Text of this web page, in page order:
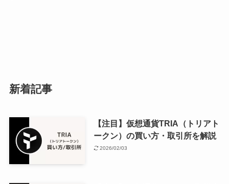
新着記事
【注目】仮想通貨TRIA（トリアト
ークン）の買い方・取引所を解説
2026/02/03